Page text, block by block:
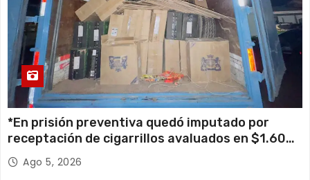
*En prisión preventiva quedó imputado por
receptación de cigarrillos avaluados en $1.600
millones*
Ago 5, 2026